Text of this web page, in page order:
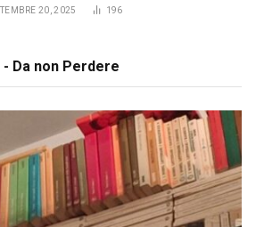
20, 2025 196
- Da non Perdere